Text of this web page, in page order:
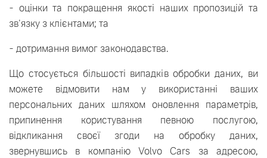
- оцінки та покращення якості наших пропозицій та
зв'язку з клієнтами; та
- дотримання вимог законодавства.
Що стосується більшості випадків обробки даних, ви
можете відмовити нам у використанні ваших
персональних даних шляхом оновлення параметрів,
припинення користування певною послугою,
відкликання своєї згоди на обробку даних,
звернувшись в компанію Volvo Cars за адресою,